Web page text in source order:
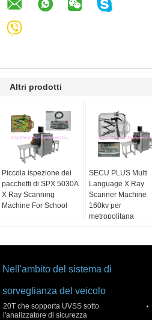
Altri prodotti
Piccola ispezione dei
pacchetti di SPX 5030A
X Ray Scanning
Machine For School
SECU PLUS Multi
Language X Ray
Scanner Machine
160kv per
metropolitana
Nell'ambito del sistema di
sorveglianza del veicolo
20T che sopporta UVSS sotto
l'analizzatore di sicurezza